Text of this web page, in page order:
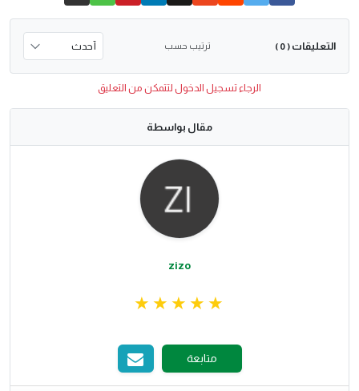
التعليقات ( 0 ) ترتيب حسب
الرجاء تسجيل الدخول لتتمكن من التعليق
مقال بواسطة
zizo
متابعة